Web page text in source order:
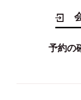
予約の